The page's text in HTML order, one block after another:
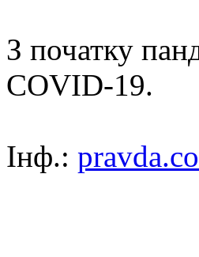
З початку
COVID-19.
Інф.: